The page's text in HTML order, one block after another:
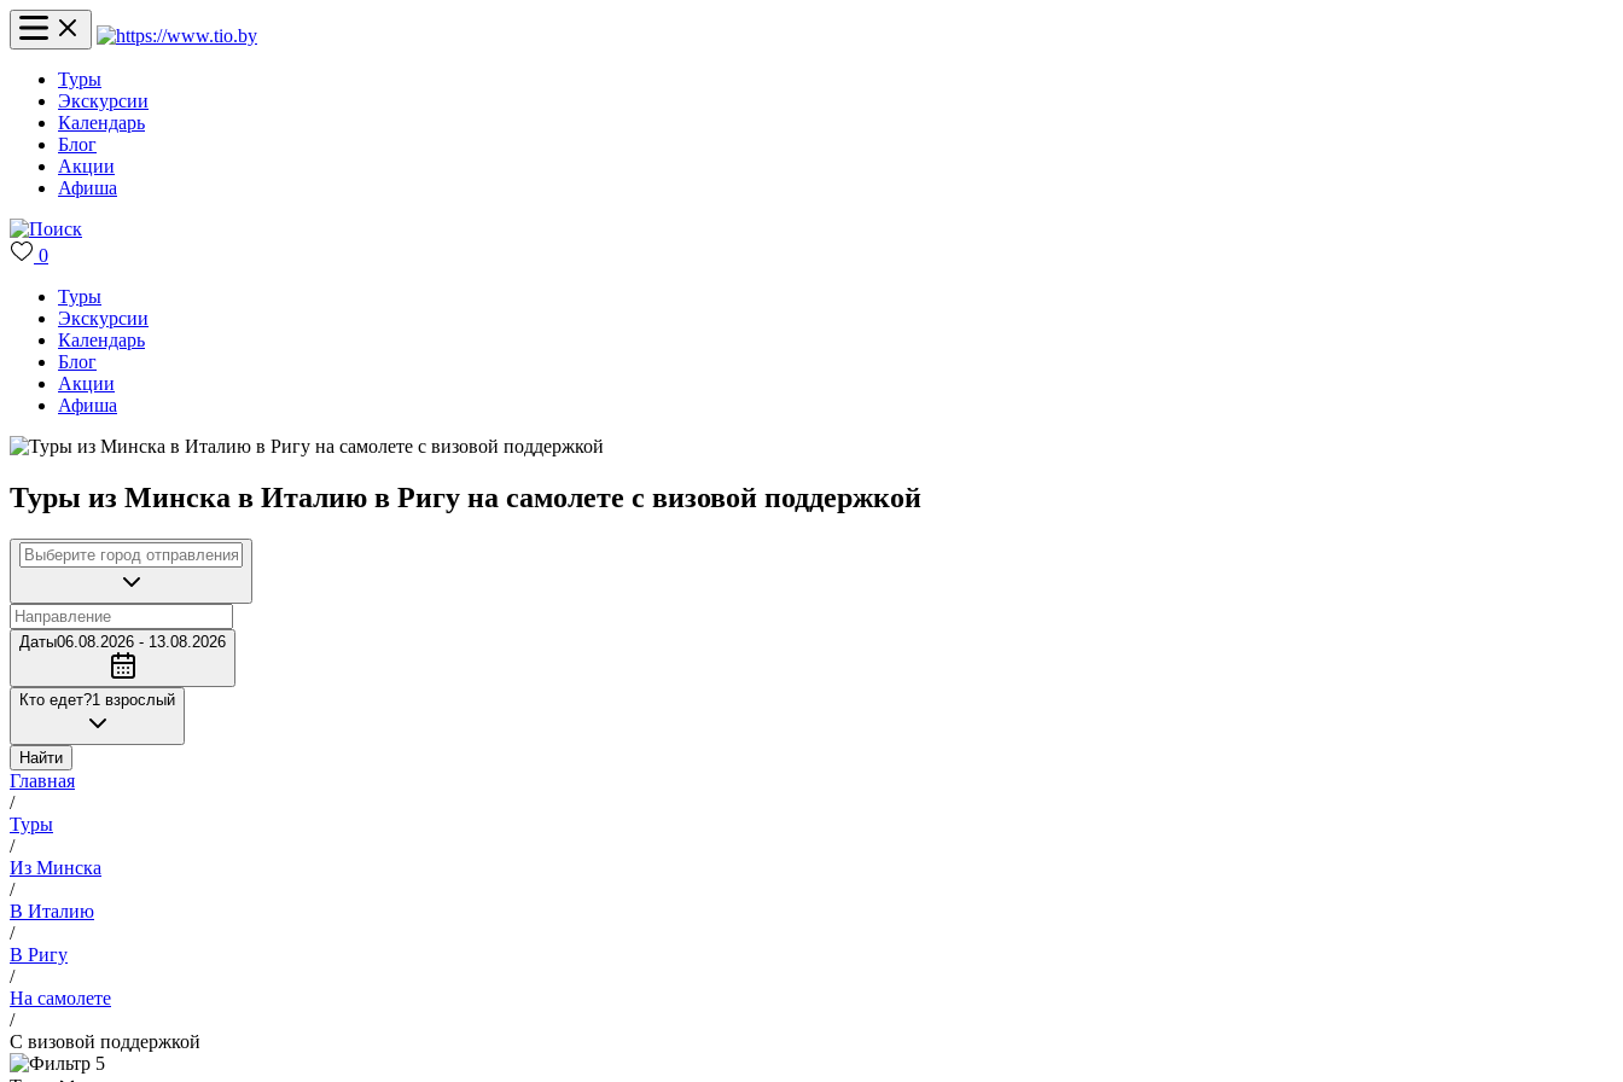
Туры
Экскурсии
Календарь
Блог
Акции
Афиша
0
Туры
Экскурсии
Календарь
Блог
Акции
Афиша
Туры из Минска в Италию в Ригу на самолете с визовой поддержкой
Даты06.08.2026 - 13.08.2026
Кто едет?1 взрослый
Найти
Главная
/
Туры
/
Из Минска
/
В Италию
/
В Ригу
/
На самолете
/
С визовой поддержкой
5